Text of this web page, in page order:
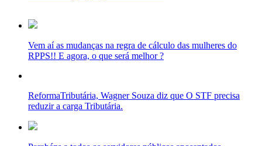
Vem aí as mudanças na regra de cálculo das mulheres do
RPPS!! E agora, o que será melhor ?
ReformaTributária, Wagner Souza diz que O STF precisa
reduzir a carga Tributária.